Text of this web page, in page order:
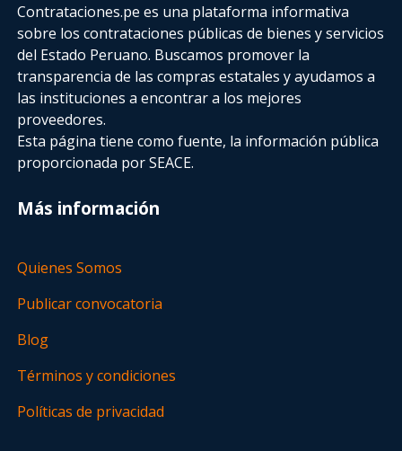
Contrataciones.pe es una plataforma informativa
sobre los contrataciones públicas de bienes y servicios
del Estado Peruano. Buscamos promover la
transparencia de las compras estatalesy ayudamos a
las instituciones a encontrar a los mejores
proveedores.
Esta página tiene como fuente, la información pública
proporcionada por SEACE.
Más información
Quienes Somos
Publicar convocatoria
Blog
Términos y condiciones
Políticas de privacidad